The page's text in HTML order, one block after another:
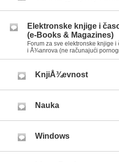
Elektronske knjige i
(e-Books & Magazines)
Forum za sve elektronske knjige i
i Å¾anrova (ne računajući
KnjiÅ¾evnost
Nauka
Windows